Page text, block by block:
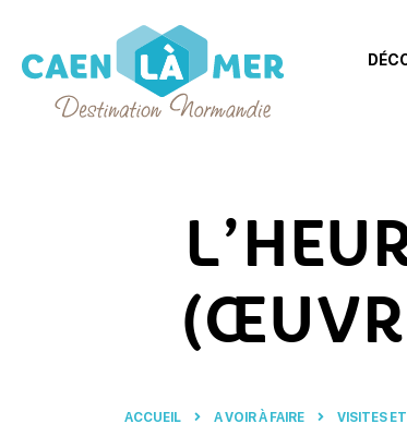
ACCUEIL A VOIR À FAIRE VISITES